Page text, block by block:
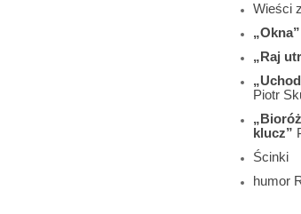
Wieści
„Okna”
„Raj
Piotr
klucz”
Ścinki
humor